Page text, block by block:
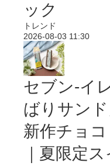
ック
トレンド
2026-08-03 11:30
セブン‐イ
ばりサン
新作チョ
｜夏限定